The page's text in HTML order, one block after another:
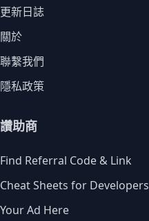
更新日誌
關於
聯繫我們
隱私政策
讚助商
Find Referral Code & Link
Cheat Sheets for Developers
Your Ad Here